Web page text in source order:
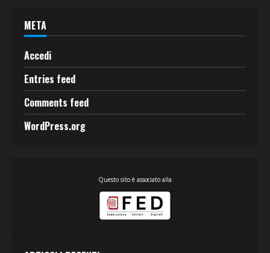
META
Accedi
Entries feed
Comments feed
WordPress.org
Questo sito è associato alla